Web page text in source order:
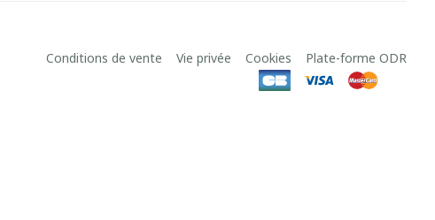
Conditions de vente Vie privée Cookies Plate-forme ODR